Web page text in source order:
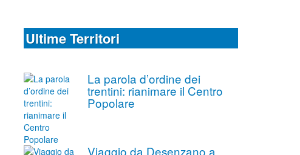
Ultime Territori
La parola d’ordine dei
trentini: rianimare il Centro
Popolare
Viaggio da Desenzano a